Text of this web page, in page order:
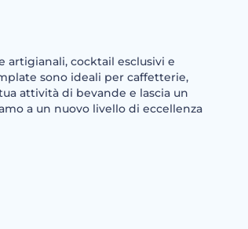
artigianali, cocktail esclusivi e
sono ideali per caffetterie,
attività di bevande e lascia un
a un nuovo livello di eccellenza